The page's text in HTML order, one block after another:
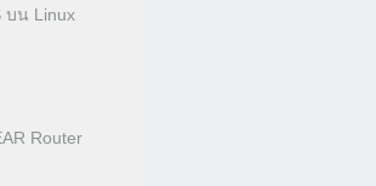
บน Linux
Router